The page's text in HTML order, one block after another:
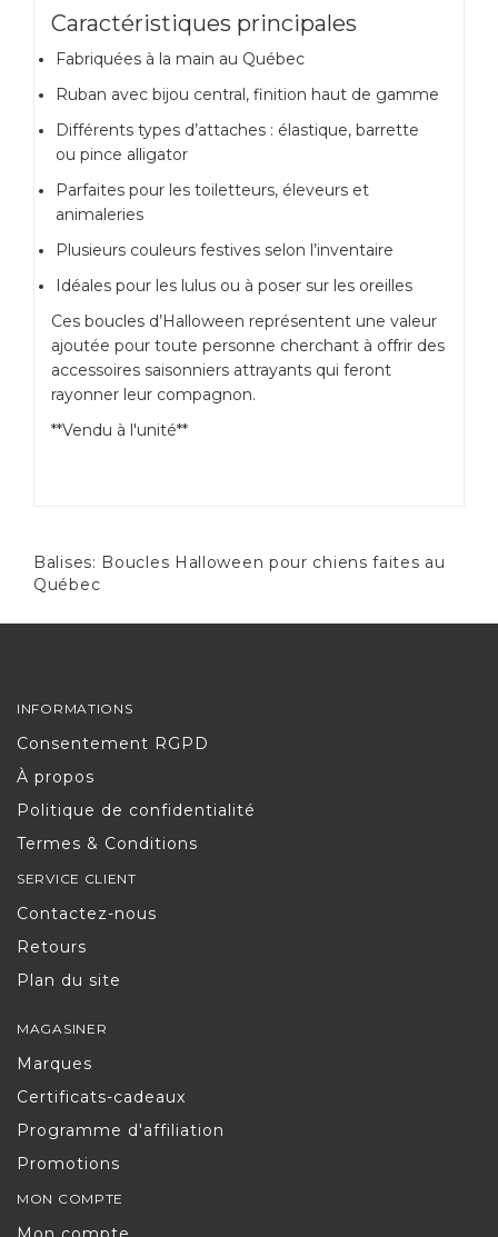
Caractéristiques principales
Fabriquées à la main au Québec
Ruban avec bijou central, finition haut de gamme
Différents types d’attaches : élastique, barrette
ou pince alligator
Parfaites pour les toiletteurs, éleveurs et
animaleries
Plusieurs couleurs festives selon l’inventaire
Idéales pour les lulus ou à poser sur les oreilles
Ces boucles d’Halloween représentent une valeur
ajoutée pour toute personne cherchant à offrir des
accessoires saisonniers attrayants qui feront
rayonner leur compagnon.
**Vendu à l'unité**
Balises: Boucles Halloween pour chiens faites au
Québec
INFORMATIONS
Consentement RGPD
À propos
Politique de confidentialité
Termes & Conditions
SERVICE CLIENT
Contactez-nous
Retours
Plan du site
MAGASINER
Marques
Certificats-cadeaux
Programme d'affiliation
Promotions
MON COMPTE